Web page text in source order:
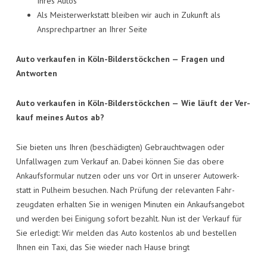
Als Meis­ter­werk­statt blei­ben wir auch in Zukunft als
Ansprech­part­ner an Ihrer Seite
Auto ver­kau­fen in Köln-Bil­der­stöck­chen — Fra­gen und
Antworten
Auto ver­kau­fen in Köln-Bil­der­stöck­chen — Wie läuft der Ver­
kauf mei­nes Autos ab?
Sie bie­ten uns Ihren (beschä­dig­ten) Gebraucht­wa­gen oder
Unfall­wa­gen zum Ver­kauf an. Dabei kön­nen Sie das obe­re
Ankaufs­for­mu­lar nut­zen oder uns vor Ort in unse­rer Auto­werk­
statt in Pul­heim besu­chen. Nach Prü­fung der rele­van­ten Fahr­
zeug­da­ten erhal­ten Sie in weni­gen Minu­ten ein Ankaufs­an­ge­bot
und wer­den bei Eini­gung sofort bezahlt. Nun ist der Ver­kauf für
Sie erle­digt: Wir mel­den das Auto kos­ten­los ab und bestel­len
Ihnen ein Taxi, das Sie wie­der nach Hau­se bringt